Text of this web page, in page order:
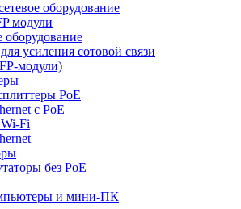
оборудование
модули
оборудование
усиления сотовой связи
модули)
PoE
с PoE
Fi
без PoE
и мини-ПК